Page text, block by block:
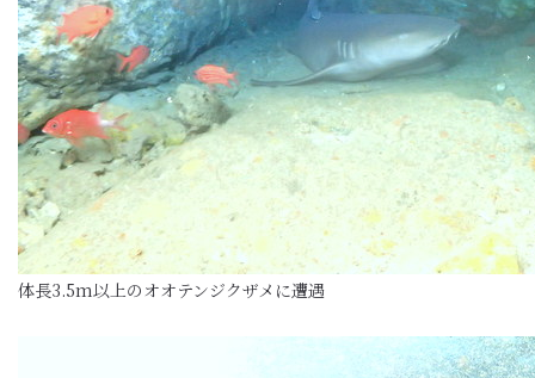
体長3.5m以上のオオテンジクザメに遭遇